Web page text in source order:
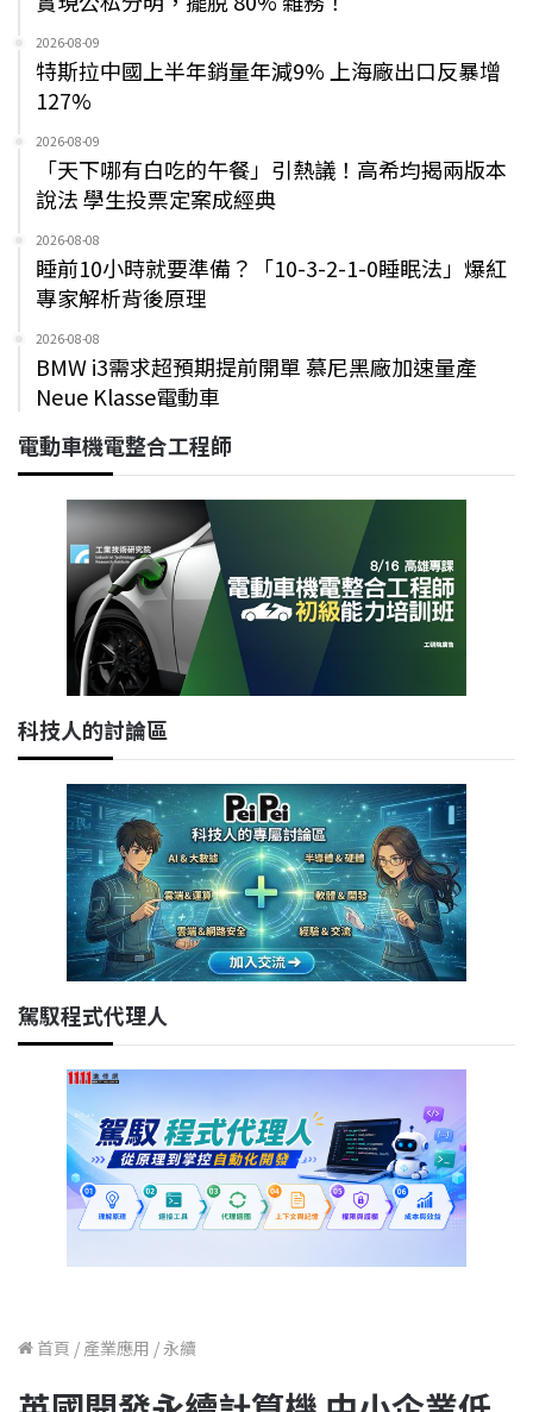
2026-08-09
特斯拉中國上半年銷量年減9% 上海廠出口反暴增
127%
2026-08-09
「天下哪有白吃的午餐」引熱議！高希均揭兩版本
說法 學生投票定案成經典
2026-08-08
睡前10小時就要準備？「10-3-2-1-0睡眠法」爆紅
專家解析背後原理
2026-08-08
BMW i3需求超預期提前開單 慕尼黑廠加速量產
Neue Klasse電動車
電動車機電整合工程師
科技人的討論區
駕馭程式代理人